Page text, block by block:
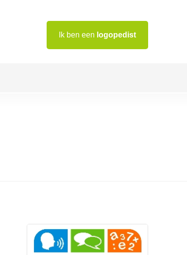
Ik ben een logopedist